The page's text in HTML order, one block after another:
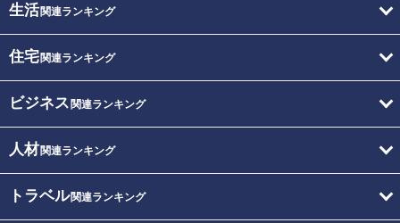
生活関連ランキング
住宅関連ランキング
ビジネス 関連ランキング
人材関連ランキング
トラベル関連ランキング